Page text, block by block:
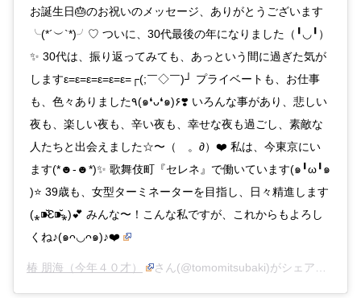
お誕生日🎂のお祝いのメッセージ、ありがとうございます
╰(*´︶`*)╯♡ ついに、30代最後の年になりました（╹◡╹）
✨ 30代は、振り返ってみても、あっという間に過ぎた気が
しますε=ε=ε=ε=ε=ε=┌(;￣◇￣)┘ プライベートも、お仕事
も、色々ありました٩(๑❛ᴗ❛๑)۶❣️ いろんな事があり、悲しい
夜も、楽しい夜も、辛い夜も、幸せな夜も過ごし、素敵な
人たちと出会えました☆〜（ゝ。∂）❤️ 私は、今東京にい
ます(*☻-☻*)✨ 歌舞伎町『セレネ』で働いています(๑╹ω╹๑
)⭐️ 39歳も、女型ターミネーターを目指し、日々精進します
(⁎⁍̴̆Ɛ⁍̴̆⁎)💕 みんな〜！こんな私ですが、これからもよろし
くね♪(๑ᴖ◡ᴖ๑)♪❤️
椿 朋海（今年４０才） さん(@tomomitsubaki)がシェアした投稿 –